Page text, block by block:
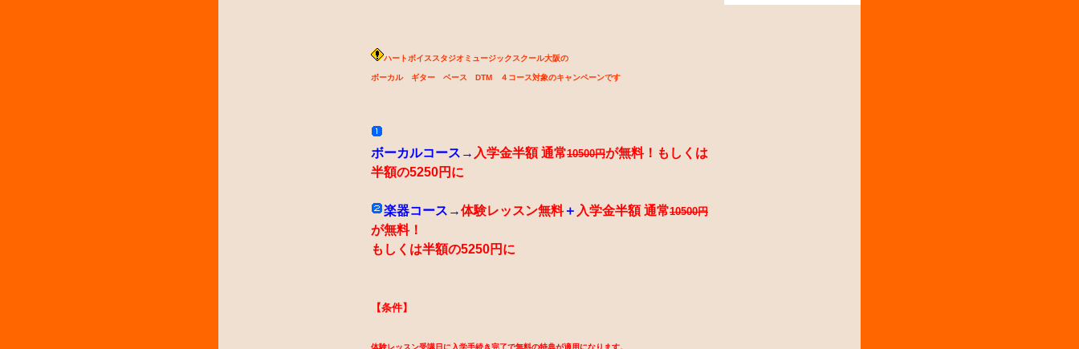
ハートボイススタジオミュージックスクール大阪の
ボーカル ギター ベース DTM ４コース対象のキャンペーンです
ボーカルコース→ 入学金半額 通常10500円が無料！もしくは
半額の5250円 に
楽器コース→体験レッスン無料＋ 入学金半額 通常10500円
が無料！
もしくは半額の5250円 に
【条件】
体験レッスン受講日に入学手続き完了で無料の特典が適用になります。